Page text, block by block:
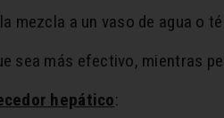
mezcla a un vaso de agua o
sea más efectivo, mientras
hepático: